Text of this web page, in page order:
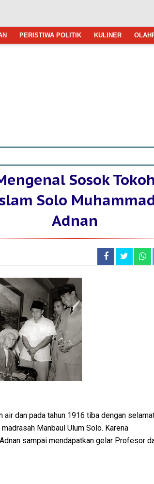
PERISTIWA POLITIK KULINER
Sosok Tokoh
Solo
Adnan
dan pada tahun 1916 tiba dengan
Manbaul Ulum Solo. Karena
sampai mendapatkan gelar Profesor